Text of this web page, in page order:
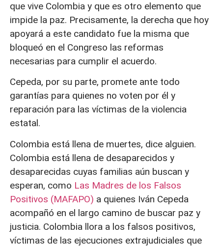
que vive Colombia y que es otro elemento que
impide la paz. Precisamente, la derecha que hoy
apoyará a este candidato fue la misma que
bloqueó en el Congreso las reformas
necesarias para cumplir el acuerdo.
Cepeda, por su parte, promete ante todo
garantías para quienes no voten por él y
reparación para las víctimas de la violencia
estatal.
Colombia está llena de muertes, dice alguien.
Colombia está llena de desaparecidos y
desaparecidas cuyas familias aún buscan y
esperan, como Las Madres de los Falsos
Positivos (MAFAPO) a quienes Iván Cepeda
acompañó en el largo camino de buscar paz y
justicia. Colombia llora a los falsos positivos,
víctimas de las ejecuciones extrajudiciales que